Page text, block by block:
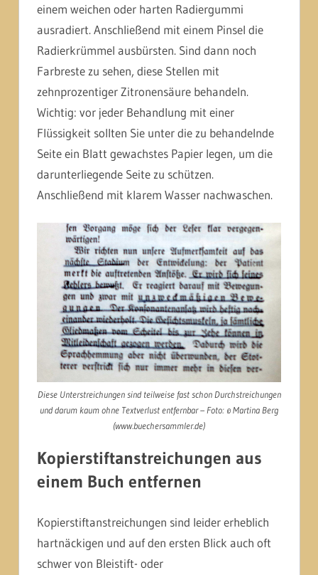
einem weichen oder harten Radiergummi
ausradiert. Anschließend mit einem Pinsel die
Radierkrümmel ausbürsten. Sind dann noch
Farbreste zu sehen, diese Stellen mit
zehnprozentiger Zitronensäure behandeln.
Wichtig: vor jeder Behandlung mit einer
Flüssigkeit sollten Sie unter die zu behandelnde
Seite ein Blatt gewachstes Papier legen, um die
darunterliegende Seite zu schützen.
Anschließend mit klarem Wasser nachwaschen.
Diese Unterstreichungen sind teilweise fast schon Durchstreichungen
und darum kaum ohne Textverlust entfernbar – Foto: © Martina Berg
(www.buechersammler.de)
Kopierstiftanstreichungen aus
einem Buch entfernen
Kopierstiftanstreichungen sind leider erheblich
hartnäckigen und auf den ersten Blick auch oft
schwer von Bleistift- oder